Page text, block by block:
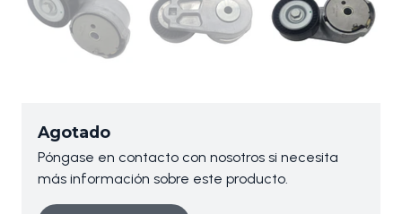
Agotado
Póngase en contacto con nosotros si necesita
más información sobre este producto.